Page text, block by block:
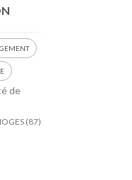
de
(87)